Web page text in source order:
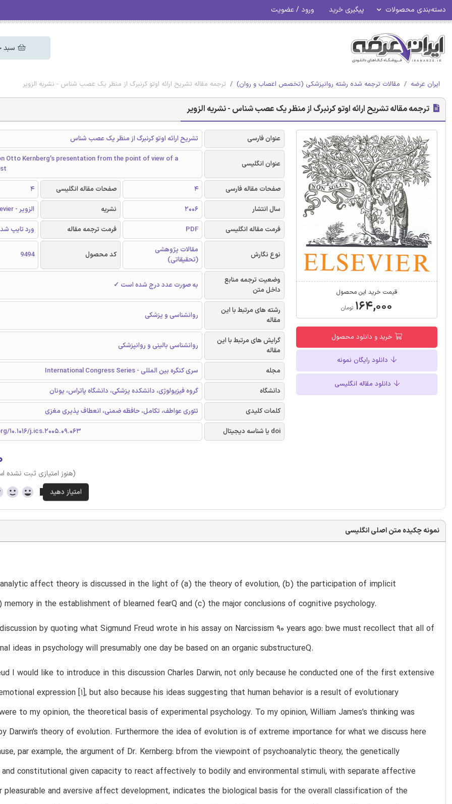
دسته‌بندی محصولات پیگیری خرید ورود / عضویت
سبد
ایران عرضه مقالات ترجمه شده رشته روانپزشکی (تخصص اعصاب و روان) ترجمه مقاله تشریح ارائه اوتو کرنبرگ از منظر یک عصب شناس - نشریه الزویر
ترجمه مقاله تشریح ارائه اوتو کرنبرگ از منظر یک عصب شناس - نشریه الزویر
قیمت خرید این محصول
۱۶۴,۰۰۰ تومان
خرید و دانلود محصول
دانلود رایگان نمونه
دانلود مقاله انگلیسی
عنوان فارسی تشریح ارائه اوتو کرنبرگ از منظر یک عصب شناس
عنوان انگلیسی
Otto Kernberg’s presentation from the point of view of a
صفحات مقاله فارسی
4 صفحات مقاله انگلیسی
4
سال انتشار
2006 نشریه
الزویر - Elsevier
فرمت مقاله انگلیسی
PDF فرمت ترجمه مقاله ورد تایپ
نوع نگارش
مقالات پژوهشی
(تحقیقاتی)
کد محصول 9494
وضعیت ترجمه منابع
داخل متن
به صورت عدد درج شده است ✓
رشته های مرتبط با این
مقاله
روانشناسی و پزشکی
گرایش های مرتبط با این
مقاله
روانشناسی بالینی و روانپزشکی
مجله
سری کنگره بین المللی - International Congress Series
دانشگاه
گروه فیزیولوژی، دانشکده پزشکی، دانشگاه پاتراس، یونان
کلمات کلیدی
‌تئوری عواطف، تکامل، حافظه ضمنی، انعطاف پذیری مغزی
doi یا شناسه دیجیتال
10.1016/j.ics.2005.09.063
(هنوز امتیازی ثبت نشده
نمونه چکیده متن اصلی انگلیسی
affect theory is discussed in the light of (a) the theory of evolution, (b) the participation of implicit
memory in the establishment of blearned fearQ and (c) the major conclusions of cognitive psychology.
by quoting what Sigmund Freud wrote in his assay on Narcissism 90 years ago: bwe must recollect that all of
ideas in psychology will presumably one day be based on an organic substructureQ.
I would like to introduce in this discussion Charles Darwin, not only because he conducted one of the first extensive
expression [1], but also because his ideas suggesting that human behavior is a result of evolutionary
to my opinion, the theoretical basis of experimental psychology. To my opinion, William James’s thinking was
Darwin’s theory of evolution. Furthermore the idea of evolution is of extreme importance for what we discuss here
par example, the argument of Dr. Kernberg: bfrom the viewpoint of psychoanalytic theory, the genetically
constitutional given capacity to react affectively to bodily and environmental stimuli, with separate affective
pleasurable and aversive affect development, indicates the biological basis for the overall classification of the